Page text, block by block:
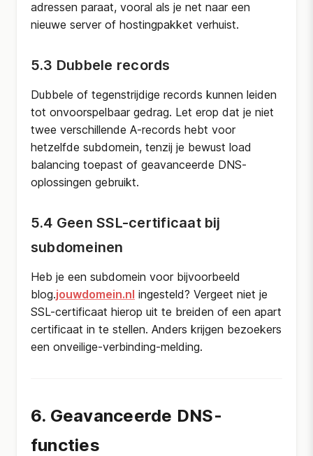
adressen paraat, vooral als je net naar een
nieuwe server of hostingpakket verhuist.
5.3 Dubbele records
Dubbele of tegenstrijdige records kunnen leiden
tot onvoorspelbaar gedrag. Let erop dat je niet
twee verschillende A-records hebt voor
hetzelfde subdomein, tenzij je bewust load
balancing toepast of geavanceerde DNS-
oplossingen gebruikt.
5.4 Geen SSL-certificaat bij
subdomeinen
Heb je een subdomein voor bijvoorbeeld
blog.jouwdomein.nl ingesteld? Vergeet niet je
SSL-certificaat hierop uit te breiden of een apart
certificaat in te stellen. Anders krijgen bezoekers
een onveilige-verbinding-melding.
6. Geavanceerde DNS-
functies